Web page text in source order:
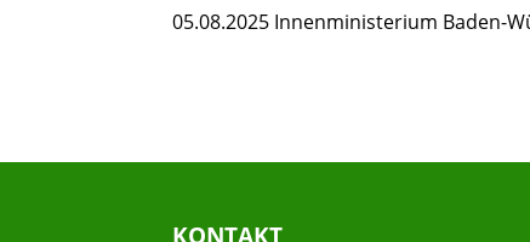
05.08.2025 Innenministerium Baden-